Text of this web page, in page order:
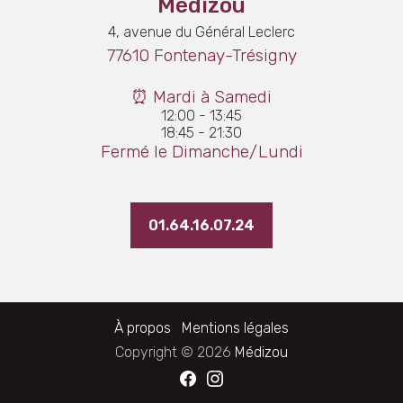
Médizou
4, avenue du Général Leclerc
77610 Fontenay-Trésigny
⏰ Mardi à Samedi
12:00 - 13:45
18:45 - 21:30
Fermé le Dimanche/Lundi
01.64.16.07.24
À propos
Mentions légales
Copyright © 2026 Médizou
FacebookInstagram